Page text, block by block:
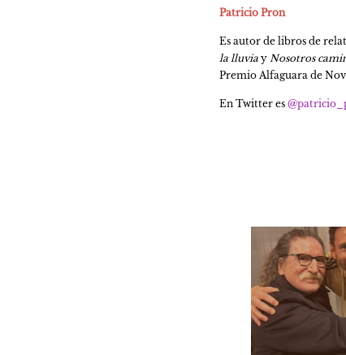
Patricio Pron
Es autor de libros de
la lluvia y Nosotros
Premio Alfaguara de
En Twitter es